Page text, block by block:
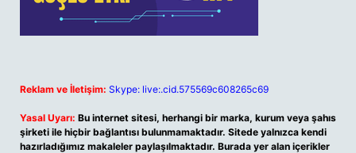
Reklam ve İletişim: Skype: live:.cid.575569c608265c69
Yasal Uyarı: Bu internet sitesi, herhangi bir marka, kurum veya şahıs
şirketi ile hiçbir bağlantısı bulunmamaktadır. Sitede yalnızca kendi
hazırladığımız makaleler paylaşılmaktadır. Burada yer alan içerikler